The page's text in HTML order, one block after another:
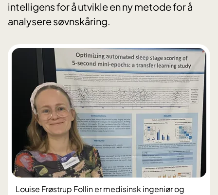
intelligens for å utvikle en ny metode for å
analysere søvnskåring.
Louise Frøstrup Follin er medisinsk ingeniør og